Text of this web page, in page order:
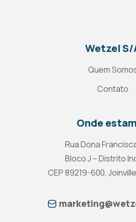
Wetzel S/
Quem
Contato
Onde
Rua Dona
Bloco J – Distrito
CEP 89219-600,